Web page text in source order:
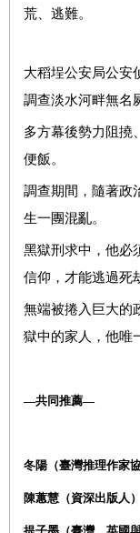
荒、逃難。
大稻埕公安局公安
調查淡水河畔無名
多方幕後勢力阻撓
便飯。
調查期間，隨著政
生一團混亂。
黑獄刑求中，他必
信仰，才能逃過死
無端被捲入巨大的
獄中的家人，他唯
—共同推薦—
冬陽（臺灣推理作家
陳蕙慧（資深出版人）